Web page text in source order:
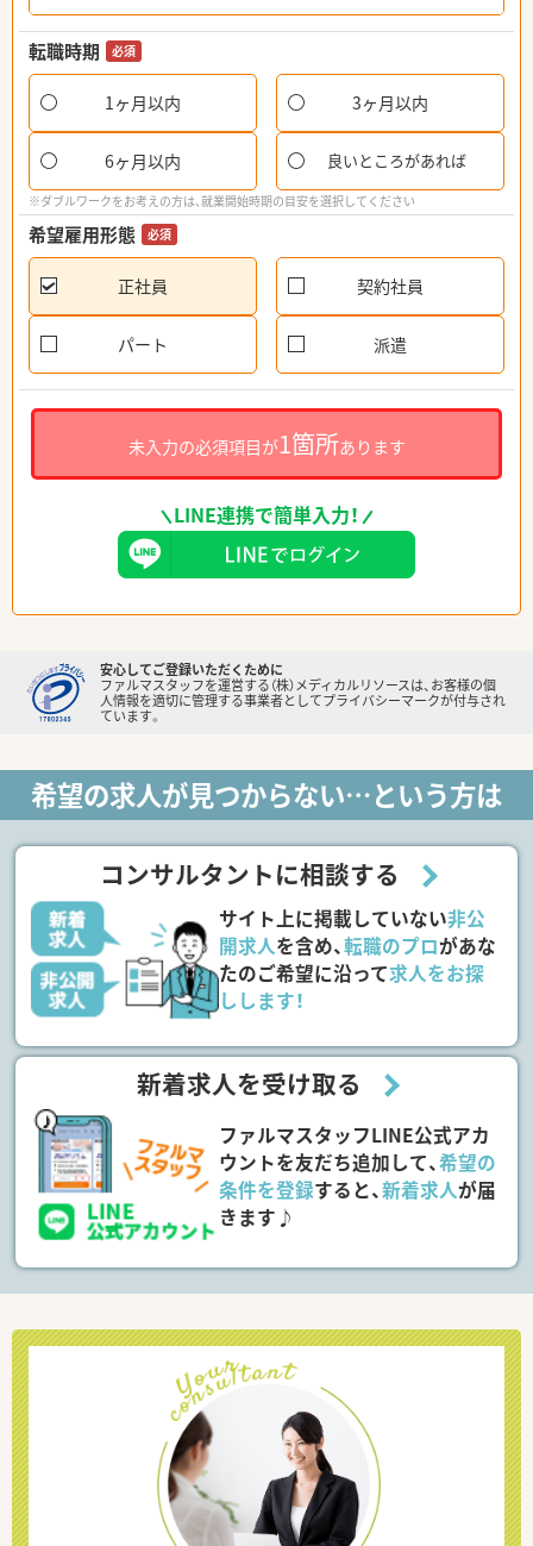
転職時期 必須
1ヶ月以内 3ヶ月以内
6ヶ月以内 良いところがあれば
※ダブルワークをお考えの方は、就業開始時期の目安を選択してください
希望雇用形態 必須
正社員 契約社員
パート 派遣
未入力の必須項目が1箇所あります
LINE連携で簡単入力！
安心してご登録いただくために
ファルマスタッフを運営する（株）メディカルリソースは、お客様の個
人情報を適切に管理する事業者としてプライバシーマークが付与され
ています。
希望の求人が見つからない…という方は
コンサルタントに相談する
サイト上に掲載していない非公
開求人を含め、転職のプロがあな
たのご希望に沿って求人をお探
しします！
新着求人を受け取る
ファルマスタッフLINE公式アカ
ウントを友だち追加して、希望の
条件を登録すると、新着求人が届
きます♪